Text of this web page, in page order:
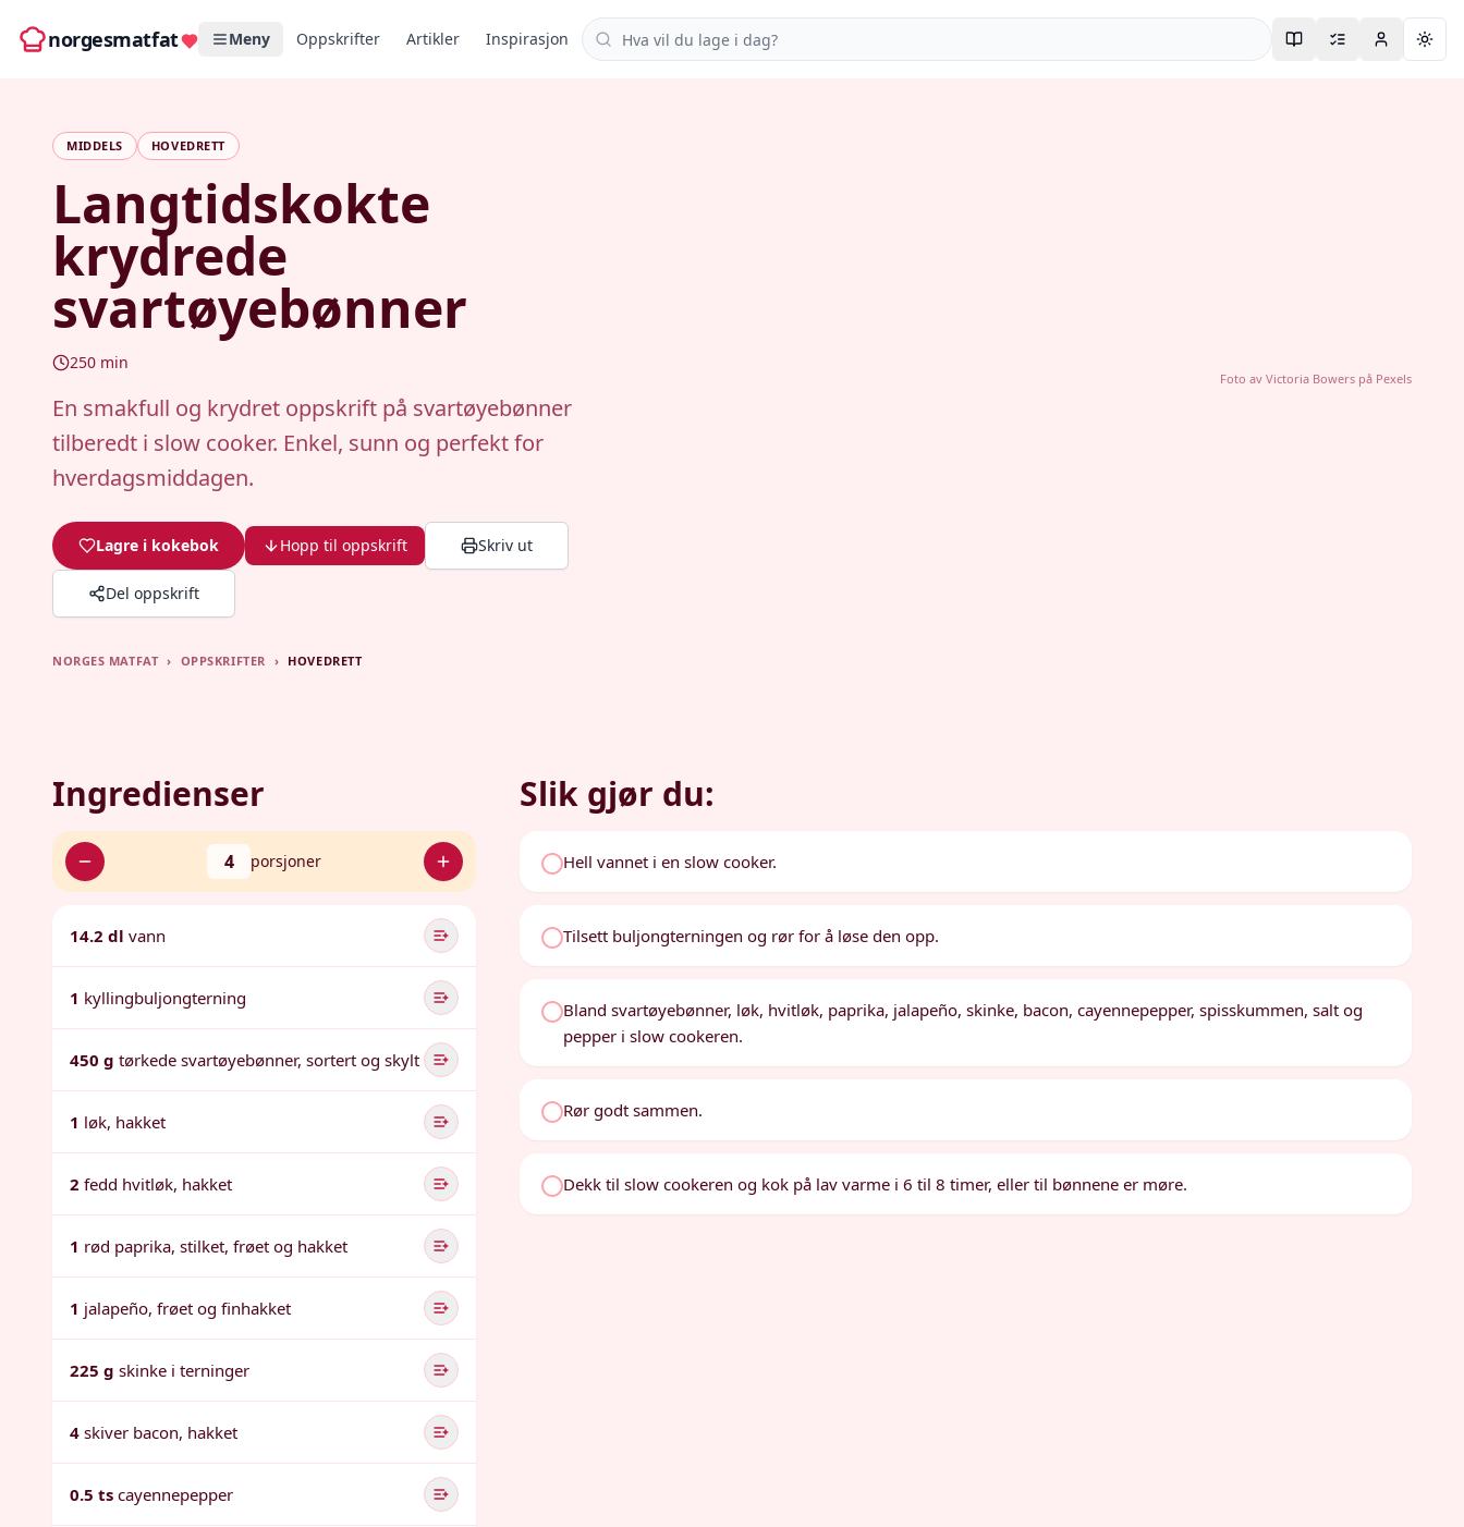
norgesmatfat Meny Oppskrifter Artikler Inspirasjon Søk i oppskrifter
MIDDELS HOVEDRETT
Langtidskokte
krydrede
svartøyebønner
250 min
En smakfull og krydret oppskrift på svartøyebønner
tilberedt i slow cooker. Enkel, sunn og perfekt for
hverdagsmiddagen.
Lagre i kokebok Hopp til oppskrift Skriv ut
Del oppskrift
Foto av Victoria Bowerspå Pexels
NORGES MATFAT › OPPSKRIFTER › HOVEDRETT
Ingredienser
4 porsjoner
14.2 dl vann
1 kyllingbuljongterning
450 g tørkede svartøyebønner, sortert og skylt
1 løk, hakket
2 fedd hvitløk, hakket
1 rød paprika, stilket, frøet og hakket
1 jalapeño, frøet og finhakket
225 g skinke i terninger
4 skiver bacon, hakket
0.5 ts cayennepepper
Slik gjør du:
Hell vannet i en slow cooker.
Tilsett buljongterningen og rør for å løse den opp.
Bland svartøyebønner, løk, hvitløk, paprika, jalapeño, skinke, bacon, cayennepepper, spisskummen, salt og
pepper i slow cookeren.
Rør godt sammen.
Dekk til slow cookeren og kok på lav varme i 6 til 8 timer, eller til bønnene er møre.